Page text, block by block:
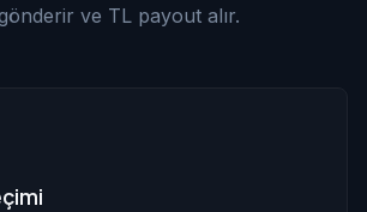
ve TL payout alır.